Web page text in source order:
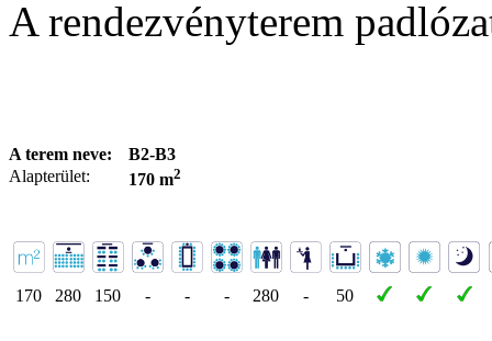
A rendezvényterem
A terem neve:
B2-B3
Alapterület:
170 m2
170 280 150 - - - 280 - 50